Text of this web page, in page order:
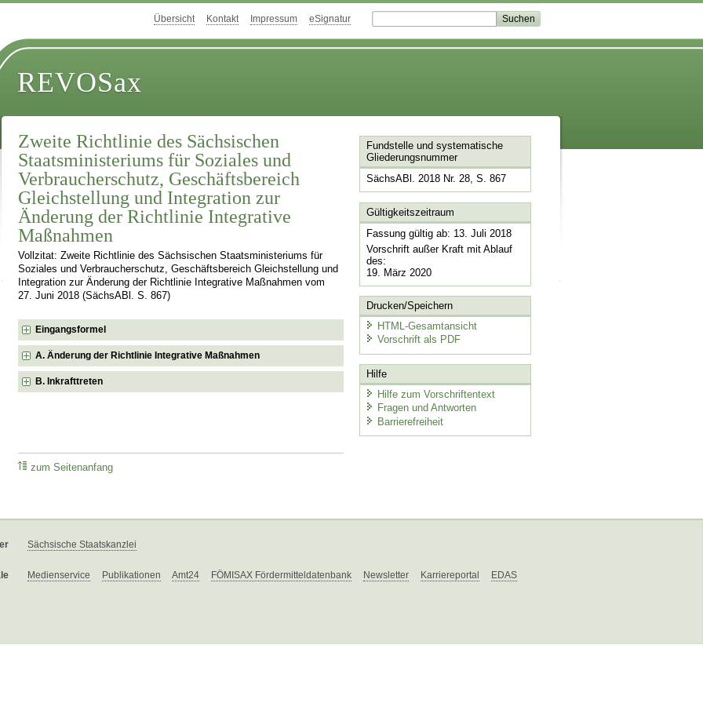
Übersicht Kontakt Impressum eSignatur
REVOSax
Zweite Richtlinie des Sächsischen
Staatsministeriums für Soziales und
Verbraucherschutz, Geschäftsbereich
Gleichstellung und Integration zur
Änderung der Richtlinie Integrative
Maßnahmen
Vollzitat: Zweite Richtlinie des Sächsischen Staatsministeriums für
Soziales und Verbraucherschutz, Geschäftsbereich Gleichstellung und
Integration zur Änderung der Richtlinie Integrative Maßnahmen vom
27. Juni 2018 (SächsABl. S. 867)
Eingangsformel
A. Änderung der Richtlinie Integrative Maßnahmen
B. Inkrafttreten
zum Seitenanfang
Fundstelle und systematische
Gliederungsnummer
SächsABl. 2018 Nr. 28, S. 867
Gültigkeitszeitraum
Fassung gültig ab: 13. Juli 2018
Vorschrift außer Kraft mit Ablauf
des:
19. März 2020
Drucken/Speichern
HTML-Gesamtansicht
Vorschrift als PDF
Hilfe
Hilfe zum Vorschriftentext
Fragen und Antworten
Barrierefreiheit
Sächsische Staatskanzlei
Medienservice Publikationen Amt24 FÖMISAX Fördermitteldatenbank Newsletter Karriereportal EDAS